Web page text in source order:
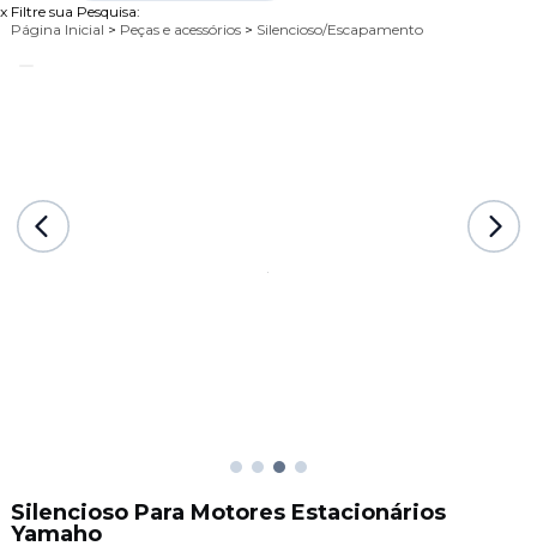
x Filtre sua Pesquisa:
Página Inicial > Peças e acessórios > Silencioso/Escapamento
Silencioso Para Motores Estacionários
Yamaho